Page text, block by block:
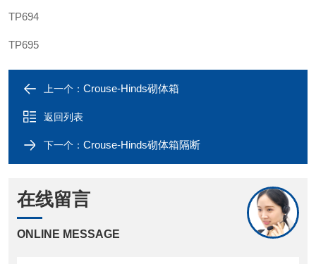
TP694
TP695
上一个： Crouse-Hinds砌体箱
返回列表
下一个： Crouse-Hinds砌体箱隔断
在线留言
ONLINE MESSAGE